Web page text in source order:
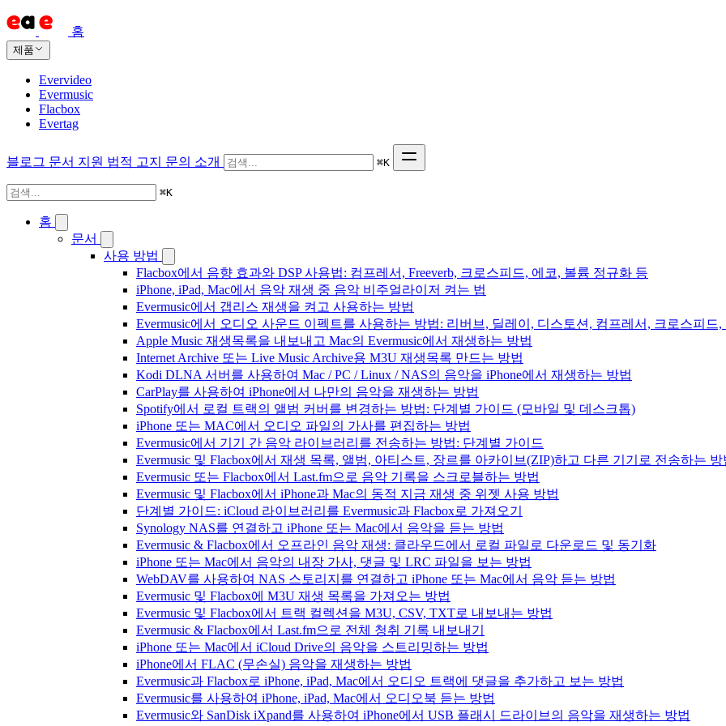
홈
제품
Evervideo
Evermusic
Flacbox
Evertag
블로그 문서 지원 법적 고지 문의 소개 ⌘K
⌘K
홈
문서
사용 방법
Flacbox에서 음향 효과와 DSP 사용법: 컴프레서, Freeverb, 크로스피드, 에코, 볼륨 정규화 등
iPhone, iPad, Mac에서 음악 재생 중 음악 비주얼라이저 켜는 법
Evermusic에서 갭리스 재생을 켜고 사용하는 방법
Evermusic에서 오디오 사운드 이펙트를 사용하는 방법: 리버브, 딜레이, 디스토션, 컴프레서, 크로스피드
Apple Music 재생목록을 내보내고 Mac의 Evermusic에서 재생하는 방법
Internet Archive 또는 Live Music Archive용 M3U 재생목록 만드는 방법
Kodi DLNA 서버를 사용하여 Mac / PC / Linux / NAS의 음악을 iPhone에서 재생하는 방법
CarPlay를 사용하여 iPhone에서 나만의 음악을 재생하는 방법
Spotify에서 로컬 트랙의 앨범 커버를 변경하는 방법: 단계별 가이드 (모바일 및 데스크톱)
iPhone 또는 MAC에서 오디오 파일의 가사를 편집하는 방법
Evermusic에서 기기 간 음악 라이브러리를 전송하는 방법: 단계별 가이드
Evermusic 및 Flacbox에서 재생 목록, 앨범, 아티스트, 장르를 아카이브(ZIP)하고 다른 기기로 전송하는 방
Evermusic 또는 Flacbox에서 Last.fm으로 음악 기록을 스크로블하는 방법
Evermusic 및 Flacbox에서 iPhone과 Mac의 동적 지금 재생 중 위젯 사용 방법
단계별 가이드: iCloud 라이브러리를 Evermusic과 Flacbox로 가져오기
Synology NAS를 연결하고 iPhone 또는 Mac에서 음악을 듣는 방법
Evermusic & Flacbox에서 오프라인 음악 재생: 클라우드에서 로컬 파일로 다운로드 및 동기화
iPhone 또는 Mac에서 음악의 내장 가사, 댓글 및 LRC 파일을 보는 방법
WebDAV를 사용하여 NAS 스토리지를 연결하고 iPhone 또는 Mac에서 음악 듣는 방법
Evermusic 및 Flacbox에 M3U 재생 목록을 가져오는 방법
Evermusic 및 Flacbox에서 트랙 컬렉션을 M3U, CSV, TXT로 내보내는 방법
Evermusic & Flacbox에서 Last.fm으로 전체 청취 기록 내보내기
iPhone 또는 Mac에서 iCloud Drive의 음악을 스트리밍하는 방법
iPhone에서 FLAC (무손실) 음악을 재생하는 방법
Evermusic과 Flacbox로 iPhone, iPad, Mac에서 오디오 트랙에 댓글을 추가하고 보는 방법
Evermusic를 사용하여 iPhone, iPad, Mac에서 오디오북 듣는 방법
Evermusic와 SanDisk iXpand를 사용하여 iPhone에서 USB 플래시 드라이브의 음악을 재생하는 방법